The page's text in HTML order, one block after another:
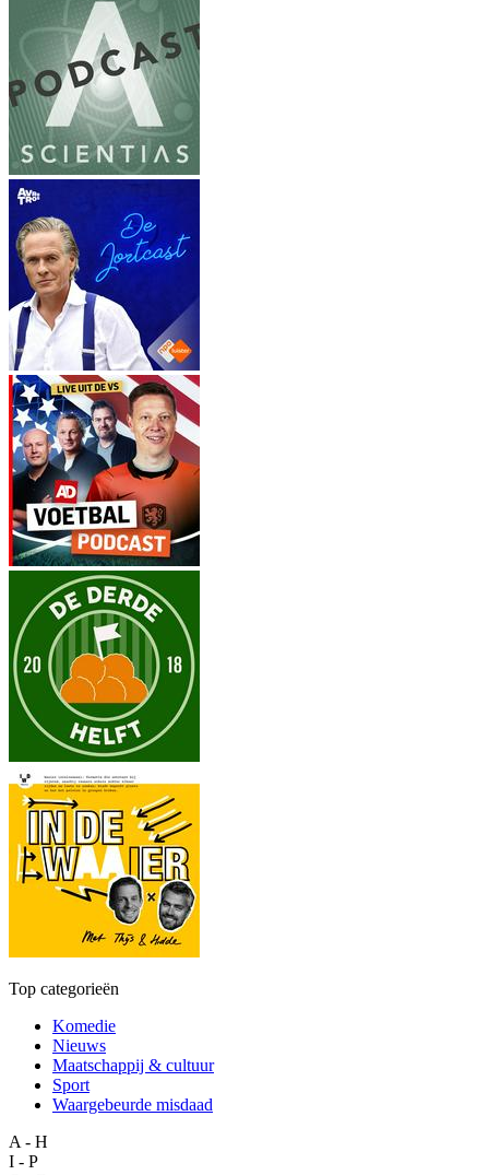
Top categorieën
Komedie
Nieuws
Maatschappij & cultuur
Sport
Waargebeurde misdaad
A - H
I - P